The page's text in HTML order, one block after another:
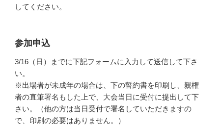
してください。
参加申込
3/16（日）までに下記フォームに入力して送信して下さ
い。
※出場者が未成年の場合は、下の誓約書を印刷し、親権
者の直筆署名もした上で、大会当日に受付に提出して下
さい。（他の方は当日受付で署名していただきますの
で、印刷の必要はありません。）